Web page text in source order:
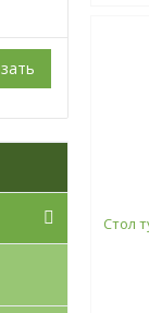
Стол